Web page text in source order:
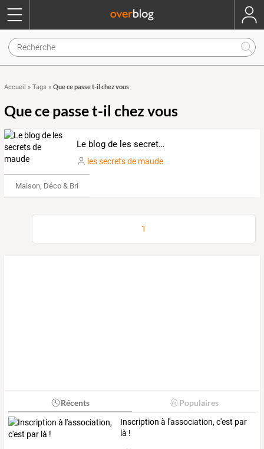
Accueil » Tags » Que ce passe t-il chez vous
Que ce passe t-il chez vous
Le blog de les secrets de maude
les secrets de maude
Maison, Déco & Bricolage
1
Récents Populaires
Inscription à l'association, c'est par
là !